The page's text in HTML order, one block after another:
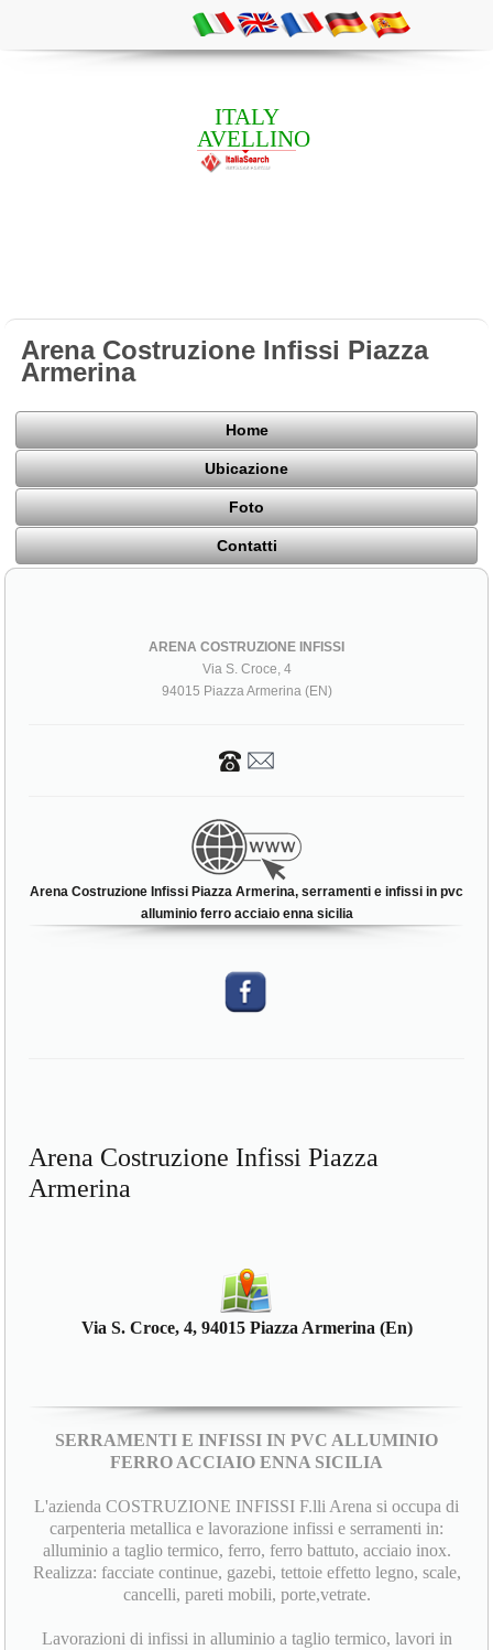
ITALY
AVELLINO
Arena Costruzione Infissi Piazza
Armerina
Home
Ubicazione
Foto
Contatti
ARENA COSTRUZIONE INFISSI
Via S. Croce, 4
94015 Piazza Armerina (EN)
Arena Costruzione Infissi Piazza Armerina, serramenti e infissi in pvc
alluminio ferro acciaio enna sicilia
Arena Costruzione Infissi Piazza
Armerina
Via S. Croce, 4, 94015 Piazza Armerina (En)
SERRAMENTI E INFISSI IN PVC ALLUMINIO
FERRO ACCIAIO ENNA SICILIA
L'azienda COSTRUZIONE INFISSI F.lli Arena si occupa di
carpenteria metallica e lavorazione infissi e serramenti in:
alluminio a taglio termico, ferro, ferro battuto, acciaio inox.
Realizza: facciate continue, gazebi, tettoie effetto legno, scale,
cancelli, pareti mobili, porte,vetrate.
Lavorazioni di infissi in alluminio a taglio termico, lavori in